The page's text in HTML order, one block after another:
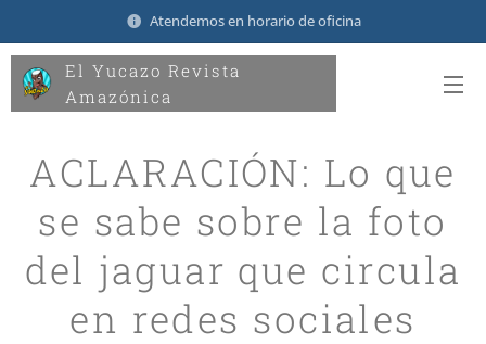
Atendemos en horario de oficina
El Yucazo Revista
Amazónica
ACLARACIÓN: Lo que
se sabe sobre la foto
del jaguar que circula
en redes sociales